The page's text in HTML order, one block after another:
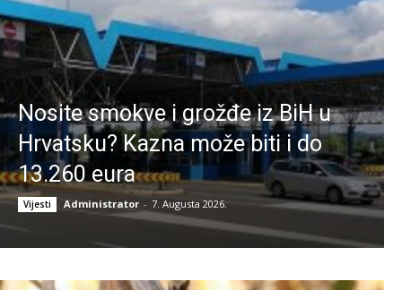
Nosite smokve i grožđe iz BiH u
Hrvatsku? Kazna može biti i do
13.260 eura
Vijesti Administrator - 7. Augusta 2026.